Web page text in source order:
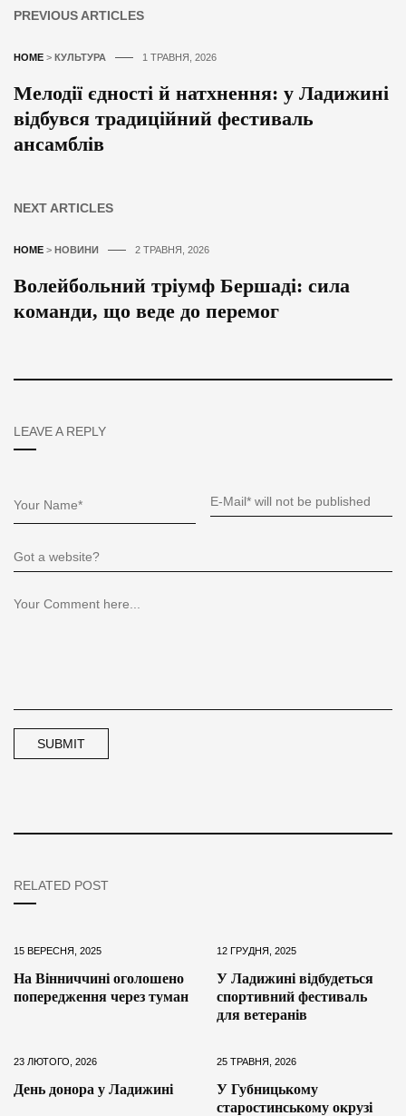
PREVIOUS ARTICLES
HOME > КУЛЬТУРА 1 ТРАВНЯ, 2026
Мелодії єдності й натхнення: у Ладижині
відбувся традиційний фестиваль
ансамблів
NEXT ARTICLES
HOME > НОВИНИ 2 ТРАВНЯ, 2026
Волейбольний тріумф Бершаді: сила
команди, що веде до перемог
LEAVE A REPLY
RELATED POST
15 ВЕРЕСНЯ, 2025
На Вінниччині оголошено
попередження через туман
12 ГРУДНЯ, 2025
У Ладижині відбудеться
спортивний фестиваль
для ветеранів
23 ЛЮТОГО, 2026
День донора у Ладижині
25 ТРАВНЯ, 2026
У Губницькому
старостинському окрузі